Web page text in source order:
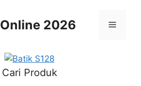
2026 Menu
Cari Produk